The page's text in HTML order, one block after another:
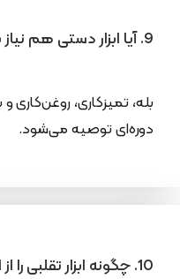
9. آیا ابزار دستی هم نیاز به سرویس دوره‌ای دارد؟
بله، تمیزکاری، روغن‌کاری
دوره‌ای توصیه می‌شود.
10. چگونه ابزار تقلبی را از اصل تشخیص بدهیم؟